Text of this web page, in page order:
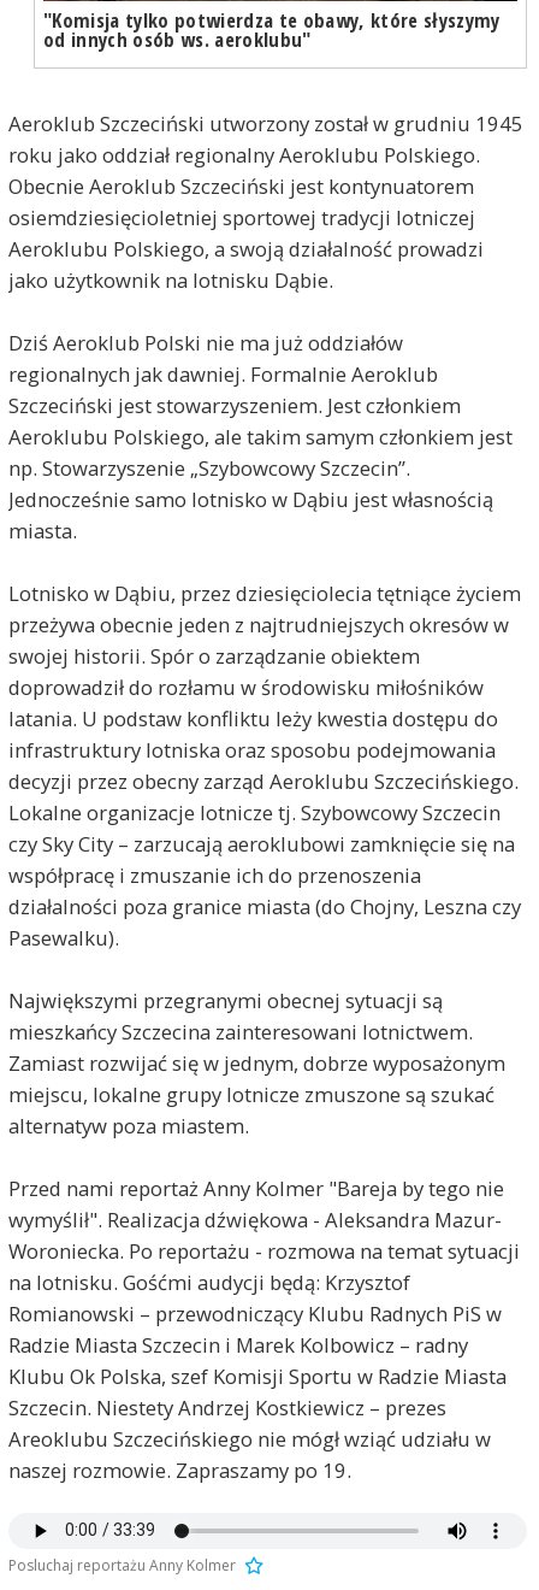
"Komisja tylko potwierdza te obawy, które słyszymy
od innych osób ws. aeroklubu"
Aeroklub Szczeciński utworzony został w grudniu 1945
roku jako oddział regionalny Aeroklubu Polskiego.
Obecnie Aeroklub Szczeciński jest kontynuatorem
osiemdziesięcioletniej sportowej tradycji lotniczej
Aeroklubu Polskiego, a swoją działalność prowadzi
jako użytkownik na lotnisku Dąbie.
Dziś Aeroklub Polski nie ma już oddziałów
regionalnych jak dawniej. Formalnie Aeroklub
Szczeciński jest stowarzyszeniem. Jest członkiem
Aeroklubu Polskiego, ale takim samym członkiem jest
np. Stowarzyszenie „Szybowcowy Szczecin”.
Jednocześnie samo lotnisko w Dąbiu jest własnością
miasta.
Lotnisko w Dąbiu, przez dziesięciolecia tętniące życiem
przeżywa obecnie jeden z najtrudniejszych okresów w
swojej historii. Spór o zarządzanie obiektem
doprowadził do rozłamu w środowisku miłośników
latania. U podstaw konfliktu leży kwestia dostępu do
infrastruktury lotniska oraz sposobu podejmowania
decyzji przez obecny zarząd Aeroklubu Szczecińskiego.
Lokalne organizacje lotnicze tj. Szybowcowy Szczecin
czy Sky City – zarzucają aeroklubowi zamknięcie się na
współpracę i zmuszanie ich do przenoszenia
działalności poza granice miasta (do Chojny, Leszna czy
Pasewalku).
Największymi przegranymi obecnej sytuacji są
mieszkańcy Szczecina zainteresowani lotnictwem.
Zamiast rozwijać się w jednym, dobrze wyposażonym
miejscu, lokalne grupy lotnicze zmuszone są szukać
alternatyw poza miastem.
Przed nami reportaż Anny Kolmer "Bareja by tego nie
wymyślił". Realizacja dźwiękowa - Aleksandra Mazur-
Woroniecka. Po reportażu - rozmowa na temat sytuacji
na lotnisku. Gośćmi audycji będą: Krzysztof
Romianowski – przewodniczący Klubu Radnych PiS w
Radzie Miasta Szczecin i Marek Kolbowicz – radny
Klubu Ok Polska, szef Komisji Sportu w Radzie Miasta
Szczecin. Niestety Andrzej Kostkiewicz – prezes
Areoklubu Szczecińskiego nie mógł wziąć udziału w
naszej rozmowie. Zapraszamy po 19.
Posluchaj reportażu Anny Kolmer